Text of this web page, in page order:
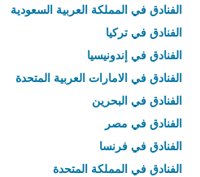
الفنادق في المملكة العربية السعودية
الفنادق في تركيا
الفنادق في إندونيسيا
الفنادق في الامارات العربية المتحدة
الفنادق في البحرين
الفنادق في مصر
الفنادق في فرنسا
الفنادق في المملكة المتحدة